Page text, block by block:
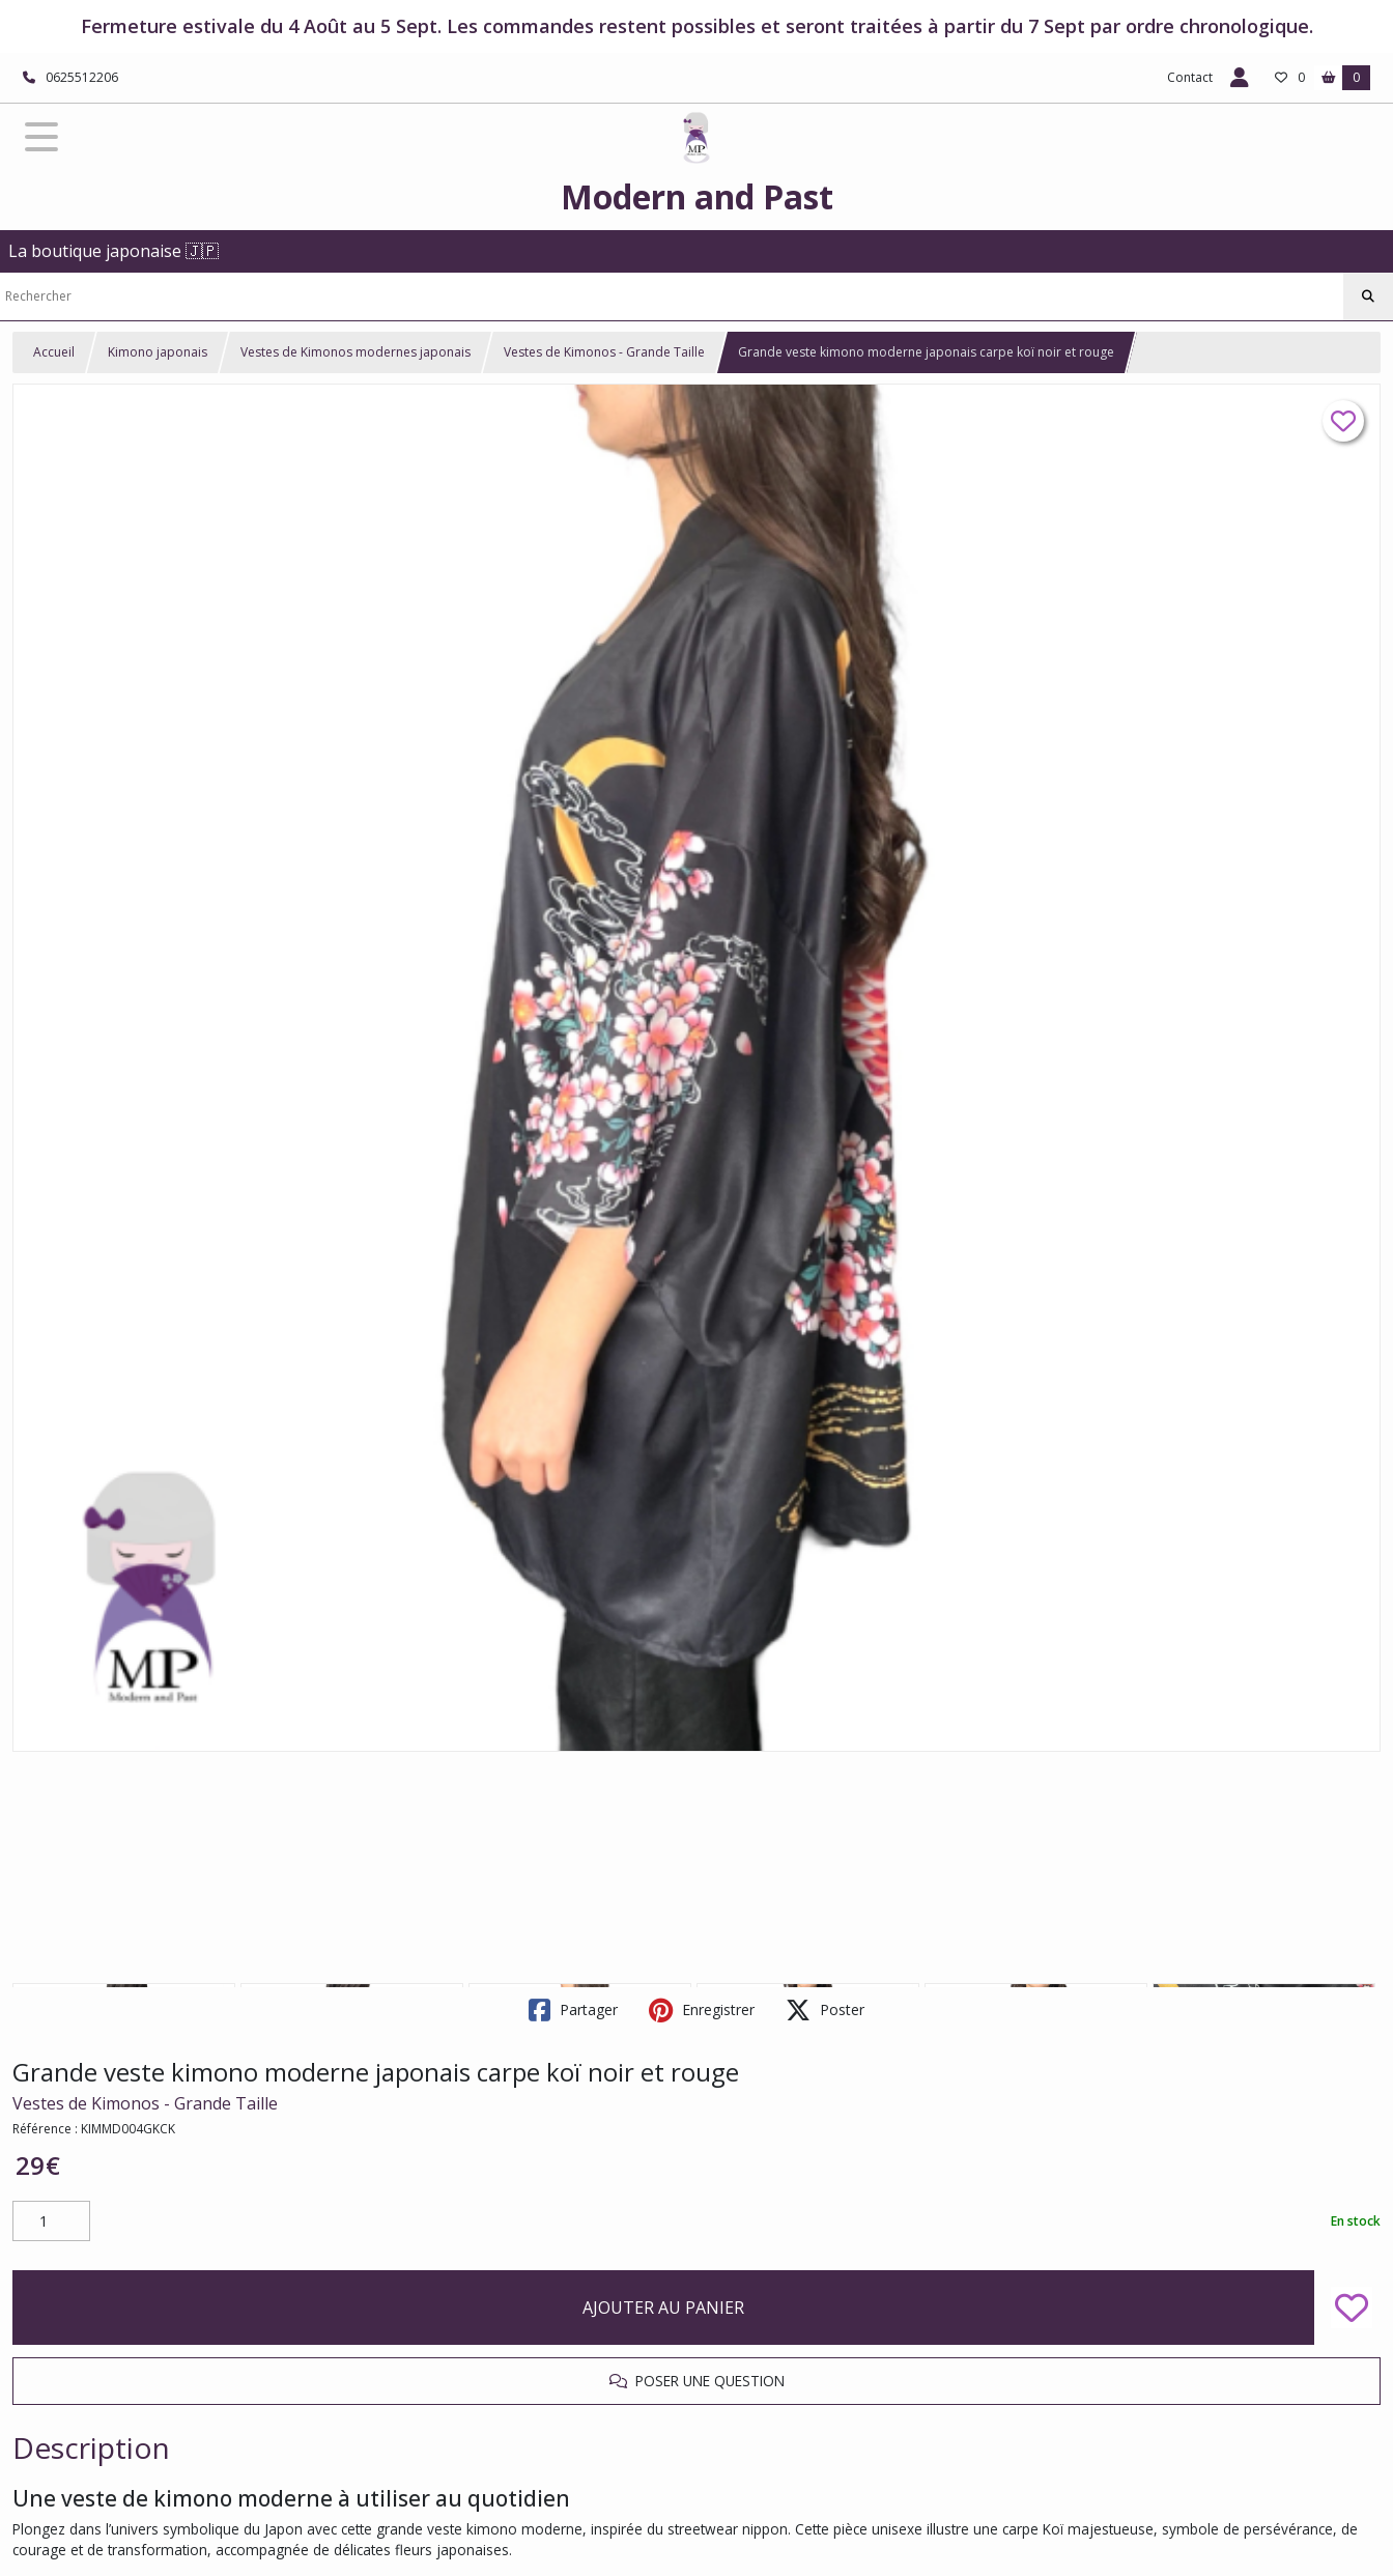
Fermeture estivale du 4 Août au 5 Sept. Les commandes restent possibles et seront traitées à partir du 7 Sept par ordre chronologique.
0625512206 Contact 0 0
Modern and Past
La boutique japonaise 🇯🇵
Accueil Kimono japonais Vestes de Kimonos modernes japonais Vestes de Kimonos - Grande Taille Grande veste kimono moderne japonais carpe koï noir et rouge
Partager Enregistrer Poster
Grande veste kimono moderne japonais carpe koï noir et rouge
Vestes de Kimonos - Grande Taille
Référence : KIMMD004GKCK
29€
En stock
AJOUTER AU PANIER
POSER UNE QUESTION
Description
Une veste de kimono moderne à utiliser au quotidien
Plongez dans l’univers symbolique du Japon avec cette grande veste kimono moderne, inspirée du streetwear nippon. Cette pièce unisexe illustre une carpe Koï majestueuse, symbole de persévérance, de
courage et de transformation, accompagnée de délicates fleurs japonaises.